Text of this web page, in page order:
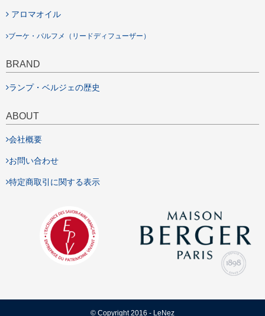
アロマオイル
ブーケ・パルフメ（リードディフューザー）
BRAND
ランプ・ベルジェの歴史
ABOUT
会社概要
お問い合わせ
特定商取引に関する表示
© Copyright 2016 - LeNez